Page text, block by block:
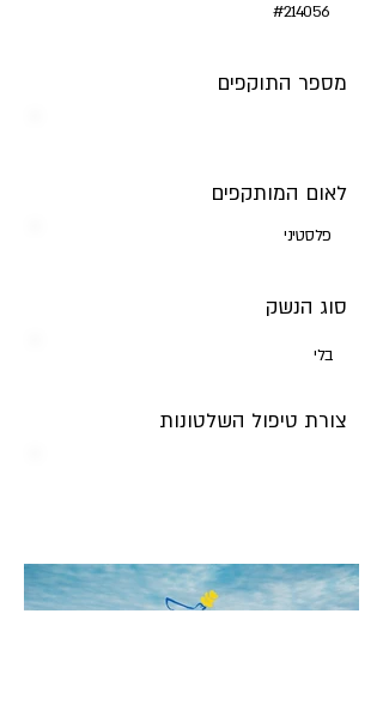
#214056
מספר התוקפים
לאום המותקפים
פלסטיני
סוג הנשק
בלי
צורת טיפול השלטונות